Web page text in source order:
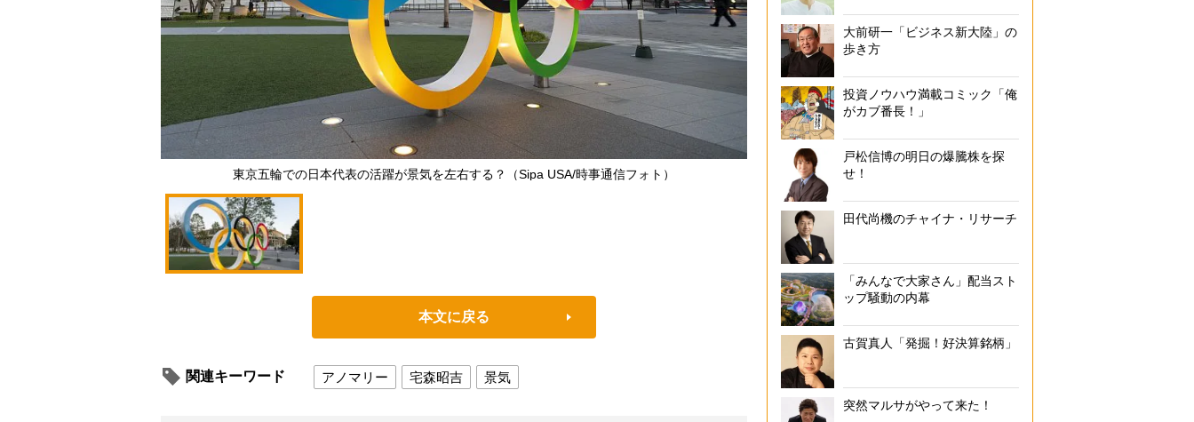
東京五輪での日本代表の活躍が景気を左右する？（Sipa USA/時事通信フォト）
本文に戻る
関連キーワード アノマリー 宅森昭吉 景気
大前研一「ビジネス新大陸」の
歩き方
投資ノウハウ満載コミック「俺
がカブ番長！」
戸松信博の明日の爆騰株を探
せ！
田代尚機のチャイナ・リサーチ
「みんなで大家さん」配当スト
ップ騒動の内幕
古賀真人「発掘！好決算銘柄」
突然マルサがやって来た！